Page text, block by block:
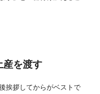
産を渡す
挨拶してからがベストで